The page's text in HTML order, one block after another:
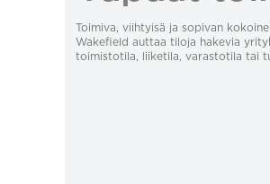
Toimiva, viihtyisä ja sopivan
Wakefield auttaa tiloja hakevia
toimistotila, liiketila, varastotila tai